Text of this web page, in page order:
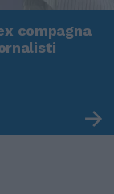
compagna